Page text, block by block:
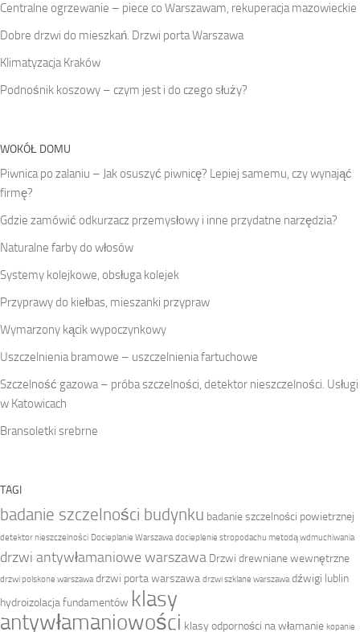
Centralne ogrzewanie – piece co Warszawam, rekuperacja mazowieckie
Dobre drzwi do mieszkań. Drzwi porta Warszawa
Klimatyzacja Kraków
Podnośnik koszowy – czym jest i do czego służy?
WOKÓŁ DOMU
Piwnica po zalaniu – Jak osuszyć piwnicę? Lepiej samemu, czy wynająć
firmę?
Gdzie zamówić odkurzacz przemysłowy i inne przydatne narzędzia?
Naturalne farby do włosów
Systemy kolejkowe, obsługa kolejek
Przyprawy do kiełbas, mieszanki przypraw
Wymarzony kącik wypoczynkowy
Uszczelnienia bramowe – uszczelnienia fartuchowe
Szczelność gazowa – próba szczelności, detektor nieszczelności. Usługi
w Katowicach
Bransoletki srebrne
TAGI
badanie szczelności budynku badanie szczelności powietrznej
detektor nieszczelności Docieplanie Warszawa docieplenie stropodachu metodą wdmuchiwania
drzwi antywłamaniowe warszawa Drzwi drewniane wewnętrzne
drzwi polskone warszawa drzwi porta warszawa drzwi szklane warszawa dźwigi lublin
hydroizolacja fundamentów klasy
antywłamaniowości klasy odporności na włamanie kopanie